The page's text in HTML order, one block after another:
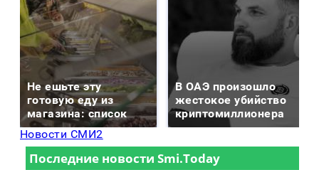
Не ешьте эту
готовую еду из
магазина: список
В ОАЭ произошло
жестокое убийство
криптомиллионера
Новости СМИ2